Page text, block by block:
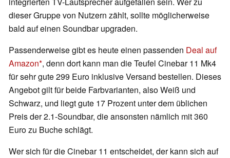
dieser Gruppe von Nutzern zählt, sollte möglicherweise
bald auf einen Soundbar upgraden.
Passenderweise gibt es heute einen passenden Deal auf
Amazon , denn dort kann man die Teufel Cinebar 11 Mk4
für sehr gute 299 Euro inklusive Versand bestellen. Dieses
Angebot gilt für beide Farbvarianten, also Weiß und
Schwarz, und liegt gute 17 Prozent unter dem üblichen
Preis der 2.1-Soundbar, die ansonsten nämlich mit 360
Euro zu Buche schlägt.
Wer sich für die Cinebar 11 entscheidet, der kann sich auf